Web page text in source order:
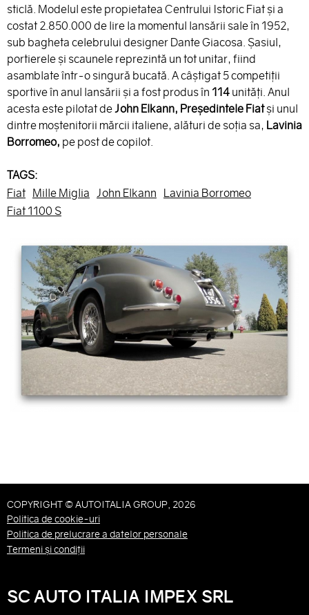
sticlă. Modelul este propietatea Centrului Istoric Fiat şi a
costat 2.850.000 de lire la momentul lansării sale în 1952,
sub bagheta celebrului designer Dante Giacosa. Şasiul,
portierele şi scaunele reprezintă un tot unitar, fiind
asamblate într-o singură bucată. A câştigat 5 competiţii
sportive în anul lansării şi a fost produs în 114 unităţi. Anul
acesta este pilotat deJohn Elkann, Preşedintele Fiatşi unul
dintre moştenitorii mărcii italiene, alături de soţia sa, Lavinia
Borromeo, pe post de copilot.
TAGS:
Fiat Mille Miglia John Elkann Lavinia Borromeo
Fiat 1100 S
COPYRIGHT © AUTOITALIA GROUP, 2026
Politica de cookie-uri
Politica de prelucrare a datelor personale
Termeni și condiții
SC AUTO ITALIA IMPEX SRL